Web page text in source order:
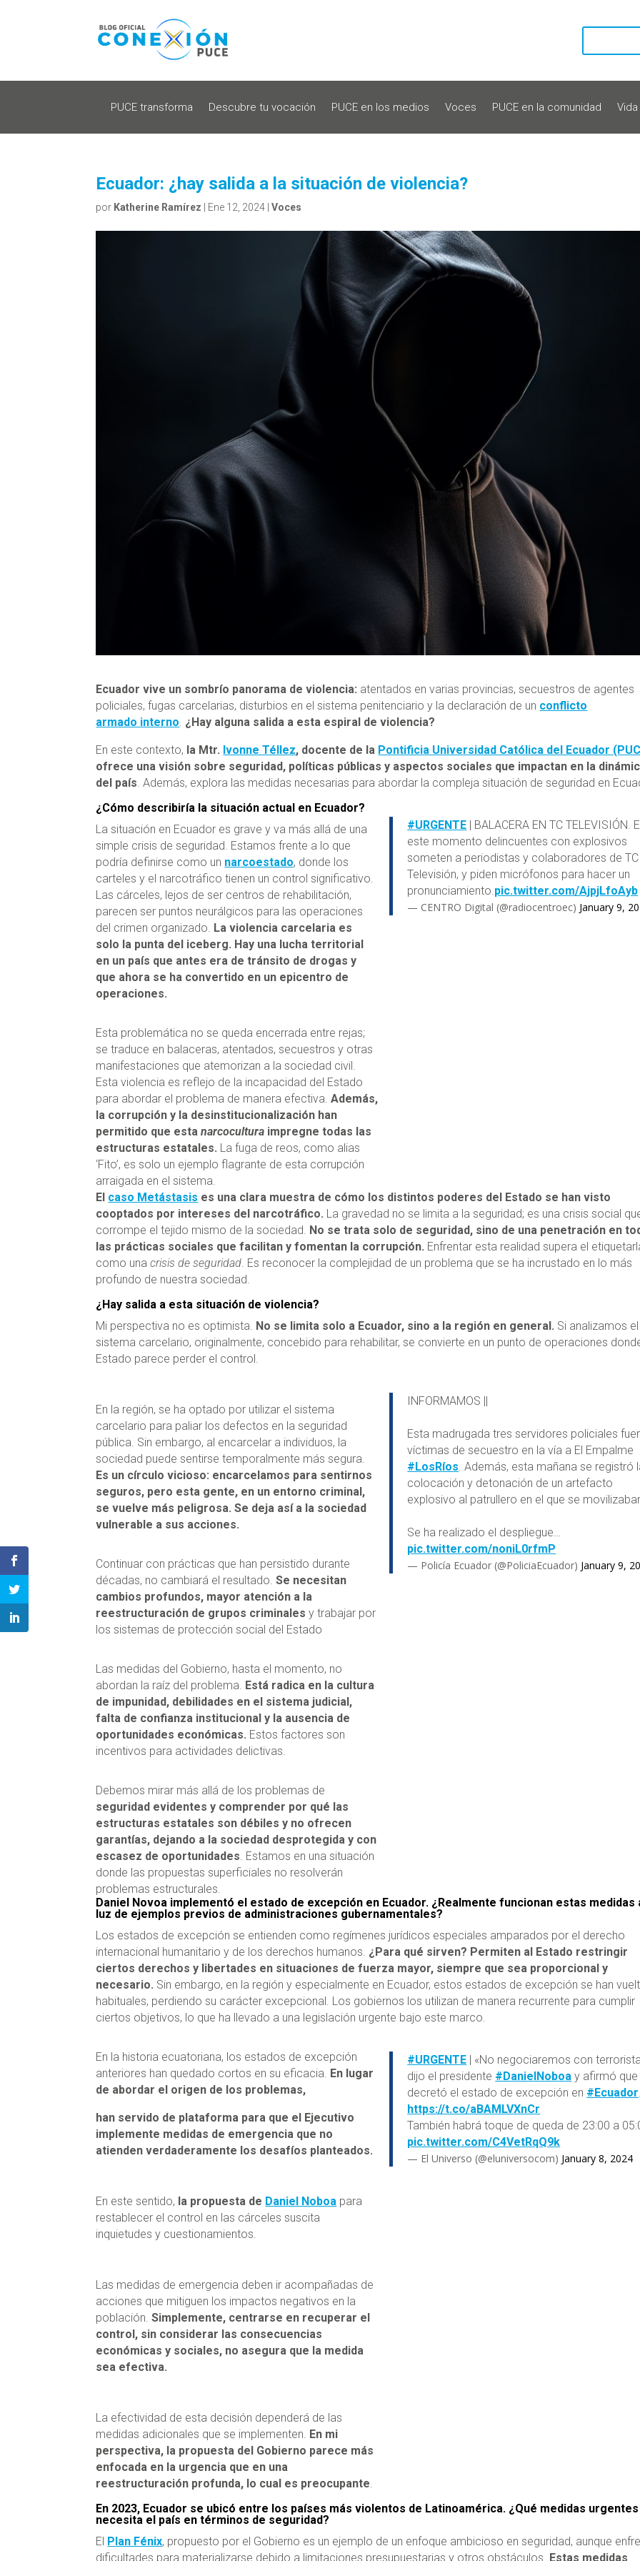
PUCE transforma Descubre tu vocación PUCE en los medios Voces PUCE en la comunidad
Ecuador: ¿hay salida a la situación de violencia?
por Katherine Ramírez Ene 12, 2024 |Voces
Ecuador vive un sombrío panorama de violencia: atentados en varias provincias, secuestros de agentes
policiales, fugas carcelarias, disturbios en el sistema penitenciario y la declaración de un conflicto
armado interno. ¿Hay alguna salida a esta espiral de violencia?
En este contexto, la Mtr. Ivonne Téllez, docente de la Pontificia Universidad Católica del Ecuador
ofrece una visión sobre seguridad, políticas públicas y aspectos sociales que impactan en la
del país. Además, explora las medidas necesarias para abordar la compleja situación de seguridad en
¿Cómo describiría la situación actual en Ecuador?
La situación en Ecuador es grave y va más allá de una
simple crisis de seguridad. Estamos frente a lo que
podría definirse como un narcoestado, donde los
carteles y el narcotráfico tienen un control significativo.
Las cárceles, lejos de ser centros de rehabilitación,
parecen ser puntos neurálgicos para las operaciones
del crimen organizado. La violencia carcelaria es
solo la punta del iceberg. Hay una lucha territorial
en un país que antes era de tránsito de drogas y
que ahora se ha convertido en un epicentro de
operaciones.
Esta problemática no se queda encerrada entre rejas;
se traduce en balaceras, atentados, secuestros y otras
manifestaciones que atemorizan a la sociedad civil.
Esta violencia es reflejo de la incapacidad del Estado
para abordar el problema de manera efectiva. Además,
la corrupción y la desinstitucionalización han
permitido que estanarcocultura impregne todas las
estructuras estatales. La fuga de reos, como alias
‘Fito’, es solo un ejemplo flagrante de esta corrupción
arraigada en el sistema.
#URGENTE | BALACERA EN TC TELEVISIÓN.
este momento delincuentes con explosivos
someten a periodistas y colaboradores de TC
Televisión, y piden micrófonos para hacer un
pronunciamiento.pic.twitter.com/AjpjLfoAyb
— CENTRO Digital (@radiocentroec) January 9,
El caso Metástasis es una clara muestra de cómo los distintos poderes del Estado se han visto
cooptados por intereses del narcotráfico. La gravedad no se limita a la seguridad; es una crisis social
corrompe el tejido mismo de la sociedad. No se trata solo de seguridad, sino de una penetración en
las prácticas sociales que facilitan y fomentan la corrupción. Enfrentar esta realidad supera el
como unacrisis de seguridad. Es reconocer la complejidad de un problema que se ha incrustado en lo más
profundo de nuestra sociedad.
¿Hay salida a esta situación de violencia?
Mi perspectiva no es optimista. No se limita solo a Ecuador, sino a la región en general. Si analizamos el
sistema carcelario, originalmente, concebido para rehabilitar, se convierte en un punto de operaciones
Estado parece perder el control.
En la región, se ha optado por utilizar el sistema
carcelario para paliar los defectos en la seguridad
pública. Sin embargo, al encarcelar a individuos, la
sociedad puede sentirse temporalmente más segura.
Es un círculo vicioso: encarcelamos para sentirnos
seguros, pero esta gente, en un entorno criminal,
se vuelve más peligrosa. Se deja así a la sociedad
vulnerable a sus acciones.
Continuar con prácticas que han persistido durante
décadas, no cambiará el resultado.Se necesitan
cambios profundos, mayor atención a la
reestructuración de grupos criminales y trabajar por
los sistemas de protección social del Estado
Las medidas del Gobierno, hasta el momento, no
abordan la raíz del problema. Está radica en la cultura
de impunidad, debilidades en el sistema judicial,
falta de confianza institucional y la ausencia de
oportunidades económicas. Estos factores son
incentivos para actividades delictivas.
Debemos mirar más allá de los problemas de
seguridad evidentes y comprender por qué las
estructuras estatales son débiles y no ofrecen
garantías, dejando a la sociedad desprotegida y con
escasez de oportunidades. Estamos en una situación
donde las propuestas superficiales no resolverán
problemas estructurales.
INFORMAMOS ||
Esta madrugada tres servidores policiales
víctimas de secuestro en la vía a El Empalme
#LosRíos. Además, esta mañana se registró
colocación y detonación de un artefacto
explosivo al patrullero en el que se
Se ha realizado el despliegue…
pic.twitter.com/noniL0rfmP
— Policía Ecuador (@PoliciaEcuador) January 9,
Daniel Novoa implementó el estado de excepción en Ecuador. ¿Realmente funcionan estas medidas
luz de ejemplos previos de administraciones gubernamentales?
Los estados de excepción se entienden como regímenes jurídicos especiales amparados por el derecho
internacional humanitario y de los derechos humanos. ¿Para qué sirven? Permiten al Estado restringir
ciertos derechos y libertades en situaciones de fuerza mayor, siempre que sea proporcional y
necesario. Sin embargo, en la región y especialmente en Ecuador, estos estados de excepción se han
habituales, perdiendo su carácter excepcional. Los gobiernos los utilizan de manera recurrente para cumplir
ciertos objetivos, lo que ha llevado a una legislación urgente bajo este marco.
En la historia ecuatoriana, los estados de excepción
anteriores han quedado cortos en su eficacia. En lugar
de abordar el origen de los problemas,
han servido de plataforma para que el Ejecutivo
implemente medidas de emergencia que no
atienden verdaderamente los desafíos planteados.
En este sentido, la propuesta de Daniel Noboa para
restablecer el control en las cárceles suscita
inquietudes y cuestionamientos.
Las medidas de emergencia deben ir acompañadas de
acciones que mitiguen los impactos negativos en la
población.Simplemente, centrarse en recuperar el
control, sin considerar las consecuencias
económicas y sociales, no asegura que la medida
sea efectiva.
La efectividad de esta decisión dependerá de las
medidas adicionales que se implementen. En mi
perspectiva, la propuesta del Gobierno parece más
enfocada en la urgencia que en una
reestructuración profunda, lo cual es preocupante.
#URGENTE | «No negociaremos con
dijo el presidente #DanielNoboa y afirmó que
decretó el estado de excepción en #Ecuador
https://t.co/aBAMLVXnCr
También habrá toque de queda de 23:00 a
pic.twitter.com/C4VetRqQ9k
— El Universo (@eluniversocom) January 8, 2024
En 2023, Ecuador se ubicó entre los países más violentos de Latinoamérica. ¿Qué medidas urgentes
necesita el país en términos de seguridad?
El Plan Fénix, propuesto por el Gobierno es un ejemplo de un enfoque ambicioso en seguridad, aunque
dificultades para materializarse debido a limitaciones presupuestarias y otros obstáculos. Estas medidas